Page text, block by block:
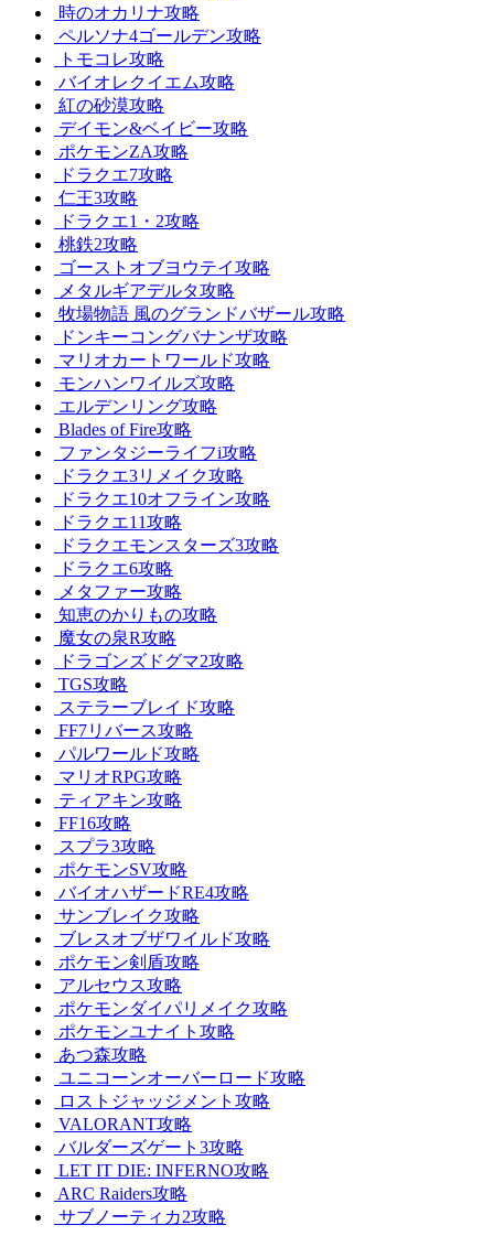
時のオカリナ攻略
ペルソナ4ゴールデン攻略
トモコレ攻略
バイオレクイエム攻略
紅の砂漠攻略
デイモン&ベイビー攻略
ポケモンZA攻略
ドラクエ7攻略
仁王3攻略
ドラクエ1・2攻略
桃鉄2攻略
ゴーストオブヨウテイ攻略
メタルギアデルタ攻略
牧場物語 風のグランドバザール攻略
ドンキーコングバナンザ攻略
マリオカートワールド攻略
モンハンワイルズ攻略
エルデンリング攻略
Blades of Fire攻略
ファンタジーライフi攻略
ドラクエ3リメイク攻略
ドラクエ10オフライン攻略
ドラクエ11攻略
ドラクエモンスターズ3攻略
ドラクエ6攻略
メタファー攻略
知恵のかりもの攻略
魔女の泉R攻略
ドラゴンズドグマ2攻略
TGS攻略
ステラーブレイド攻略
FF7リバース攻略
パルワールド攻略
マリオRPG攻略
ティアキン攻略
FF16攻略
スプラ3攻略
ポケモンSV攻略
バイオハザードRE4攻略
サンブレイク攻略
ブレスオブザワイルド攻略
ポケモン剣盾攻略
アルセウス攻略
ポケモンダイパリメイク攻略
ポケモンユナイト攻略
あつ森攻略
ユニコーンオーバーロード攻略
ロストジャッジメント攻略
VALORANT攻略
バルダーズゲート3攻略
LET IT DIE: INFERNO攻略
ARC Raiders攻略
サブノーティカ2攻略